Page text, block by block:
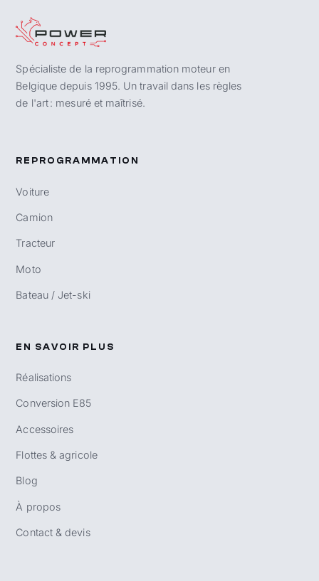
Spécialiste de la reprogrammation moteur en
Belgique depuis 1995. Un travail dans les règles
de l'art : mesuré et maîtrisé.
REPROGRAMMATION
Voiture
Camion
Tracteur
Moto
Bateau / Jet-ski
EN SAVOIR PLUS
Réalisations
Conversion E85
Accessoires
Flottes & agricole
Blog
À propos
Contact & devis